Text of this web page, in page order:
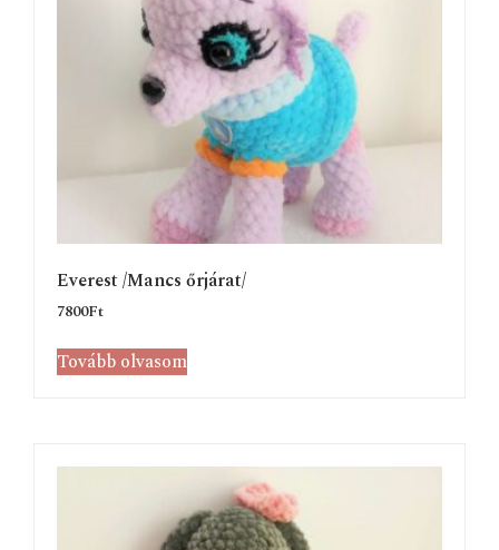
Everest /Mancs őrjárat/
7800Ft
Tovább olvasom